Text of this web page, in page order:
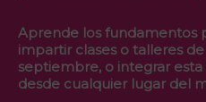
Aprende los fundamentos
impartir clases o talleres
septiembre, o integrar
desde cualquier lugar del